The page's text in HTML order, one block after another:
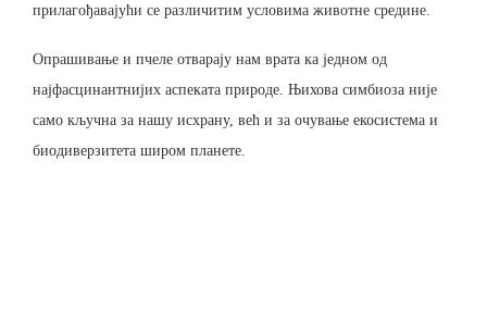
прилагођавајући се различитим условима животне средине.
Опрашивање и пчеле отварају нам врата ка једном од
најфасцинантнијих аспеката природе. Њихова симбиоза није
само кључна за нашу исхрану, већ и за очување екосистема и
биодиверзитета широм планете.